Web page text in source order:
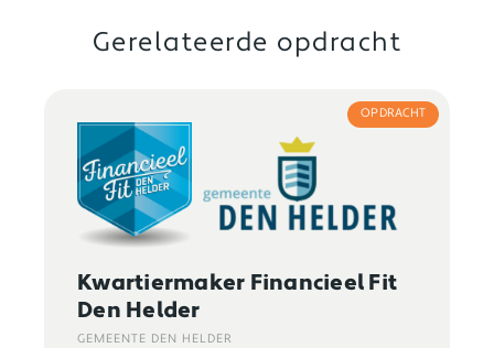
Gerelateerde opdracht
OPDRACHT
Kwartiermaker Financieel Fit
Den Helder
GEMEENTE DEN HELDER